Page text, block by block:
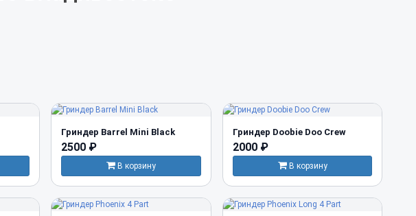
Гриндер Barrel Mini Black
2500 ₽
В корзину
Гриндер Doobie Doo Crew
2000 ₽
В корзину